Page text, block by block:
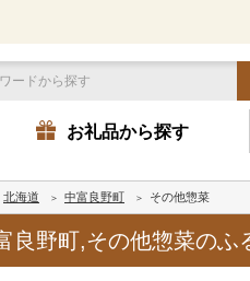
お礼品から探す
北海道 中富良野町 その他惣菜
良野町,その他惣菜の